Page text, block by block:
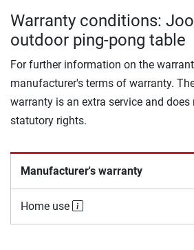
Warranty conditions:
outdoor ping-pong table
For further information on the
manufacturer's terms of warranty.
warranty is an extra service and
statutory rights.
Manufacturer's warranty
Home use